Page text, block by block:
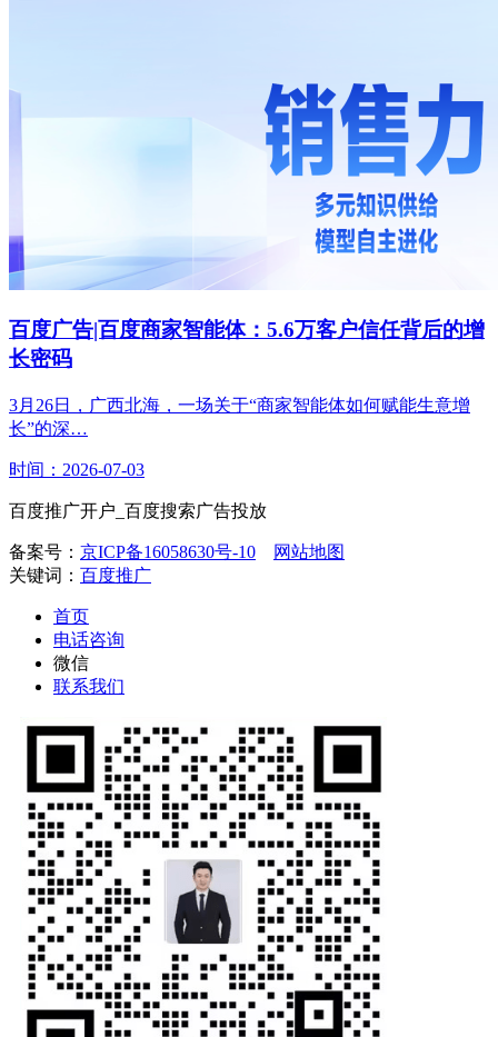
百度广告|百度商家智能体：5.6万客户信任背后的增
长密码
3月26日，广西北海，一场关于“商家智能体如何赋能生意增
长”的深…
时间：2026-07-03
百度推广开户_百度搜索广告投放
备案号： 京ICP备16058630号-10
网站地图
关键词： 百度推广
首页
电话咨询
微信
联系我们